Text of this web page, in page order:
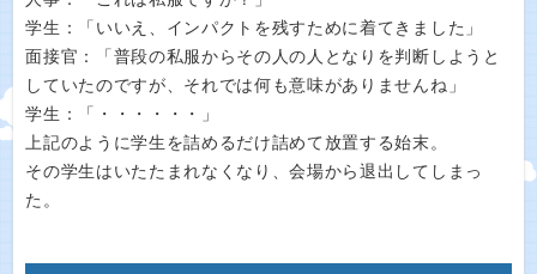
学生：「いいえ、インパクトを残すために着てきました」
面接官：「普段の私服からその人の人となりを判断しようと
していたのですが、それでは何も意味がありませんね」
学生：「・・・・・・」
上記のように学生を詰めるだけ詰めて放置する始末。
その学生はいたたまれなくなり、会場から退出してしまっ
た。